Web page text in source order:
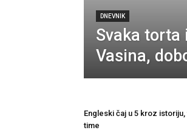
DNEVNIK
Svaka torta
Vasina,
Engleski čaj u 5 kroz istoriju,
time